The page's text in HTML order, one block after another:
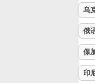
乌
俄
保
印